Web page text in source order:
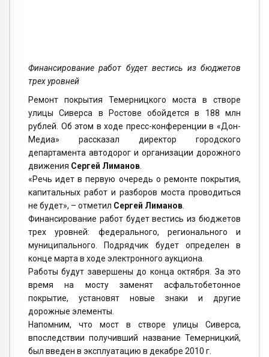
Финансирование работ будет вестись из бюджетов
трех уровней
Ремонт покрытия Темерницкого моста в створе
улицы Сиверса в Ростове обойдется в 188 млн
рублей. Об этом в ходе пресс-конференции в «Дон-
Медиа» рассказал директор городского
департамента автодорог и организации дорожного
движения Сергей Лиманов
«Речь идет в первую очередь о ремонте покрытия,
капитальных работ и разборов моста проводиться
не будет», – отметил Сергей Лиманов
Финансирование работ будет вестись из бюджетов
трех уровней: федерального, регионального и
муниципального. Подрядчик будет определен в
конце марта в ходе электронного аукциона.
Работы будут завершены до конца октября. За это
время на мосту заменят асфальтобетонное
покрытие, установят новые знаки и другие
дорожные элементы.
Напомним, что мост в створе улицы Сиверса,
впоследствии получивший название Темерницкий,
был введен в эксплуатацию в декабре 2010 г.